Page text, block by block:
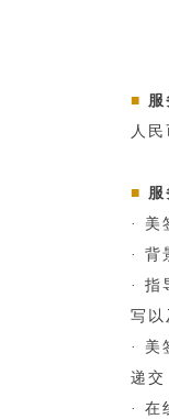
■ 服
人
■
· 美
· 背
· 指
写以
· 美
递交
· 在